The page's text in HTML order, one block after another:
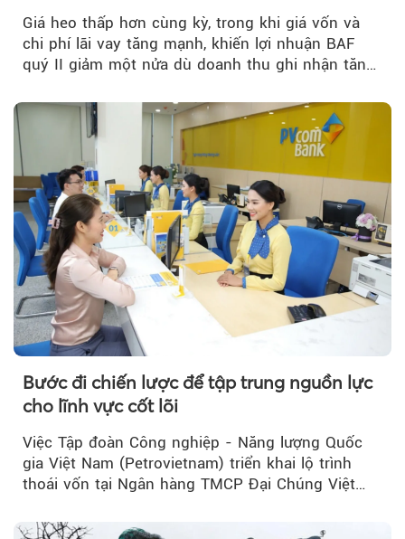
Giá heo thấp hơn cùng kỳ, trong khi giá vốn và
chi phí lãi vay tăng mạnh, khiến lợi nhuận BAF
quý II giảm một nửa dù doanh thu ghi nhận tăng
Bước đi chiến lược để tập trung nguồn lực
cho lĩnh vực cốt lõi
Việc Tập đoàn Công nghiệp - Năng lượng Quốc
gia Việt Nam (Petrovietnam) triển khai lộ trình
thoái vốn tại Ngân hàng TMCP Đại Chúng Việt